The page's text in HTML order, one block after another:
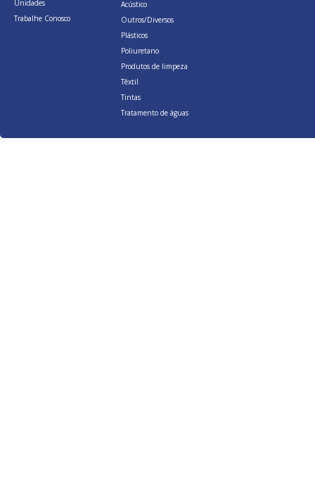
Unidades
Trabalhe Conosco
Acústico
Outros/Diversos
Plásticos
Poliuretano
Produtos de limpeza
Têxtil
Tintas
Tratamento de águas